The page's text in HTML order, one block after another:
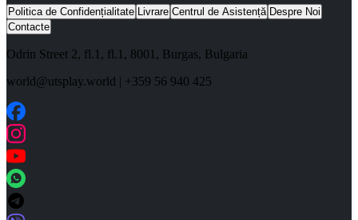
Politica de Confidențialitate Livrare Centrul de Asistență Despre Noi
Contacte
Odrin Street 2, fl.1 , fl.1, 8001 , Burgas, Bulgaria
world@utsplay.world | +359 56 940 425